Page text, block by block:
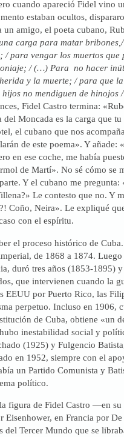
cuando apareció Fidel vino
estaban ocultos,
un amigo, el poeta cubano,
carga para matar
/ para vengar los muertos
/ (…) Para no hacer
y la muerte; / para que
hijos no mendiguen de
Fidel Castro termina:
del Moncada es la carga que
el cubano que nos
de este poema». Y
en ese coche, me había
de Martí». No sé cómo se
Y el cubano me
Le contesto que no. Y
Coño, Neira». Le expliqué
con el espíritu.
el proceso histórico de
de 1868 a 1874.
duró tres años (1853-1895)
que intervienen cuando la
EEUU por Puerto Rico, las
perpetuo. Incluso en 1906,
de Cuba, obtiene «un
inestabilidad social y
(1925) y Fulgencio
en 1952, siempre con el
un Partido Comunista y
político.
figura de Fidel Castro —en
Eisenhower, en Francia por
del Tercer Mundo que se